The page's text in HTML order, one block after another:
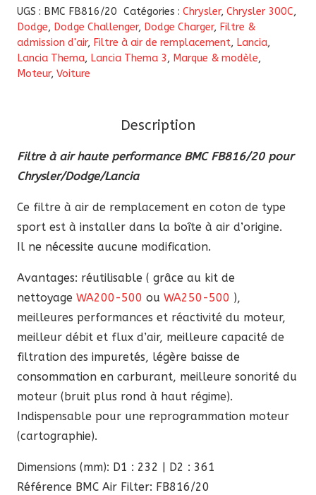
Filtre
à
air
haute
performance
Chrysler/Dodge/Lancia
UGS : BMC FB816/20 Catégories : Chrysler, Chrysler 300C,
Dodge, Dodge Challenger, Dodge Charger, Filtre &
admission d'air, Filtre à air de remplacement, Lancia,
Lancia Thema, Lancia Thema 3, Marque & modèle,
Moteur, Voiture
Description
Filtre à air haute performance BMC FB816/20 pour
Chrysler/Dodge/Lancia
Ce filtre à air de remplacement en coton de type
sport est à installer dans la boîte à air d’origine.
Il ne nécessite aucune modification.
Avantages: réutilisable ( grâce au kit de
nettoyage WA200-500 ou WA250-500 ),
meilleures performances et réactivité du moteur,
meilleur débit et flux d’air, meilleure capacité de
filtration des impuretés, légère baisse de
consommation en carburant, meilleure sonorité du
moteur (bruit plus rond à haut régime).
Indispensable pour une reprogrammation moteur
(cartographie).
Dimensions (mm): D1 : 232 | D2 : 361
Référence BMC Air Filter: FB816/20